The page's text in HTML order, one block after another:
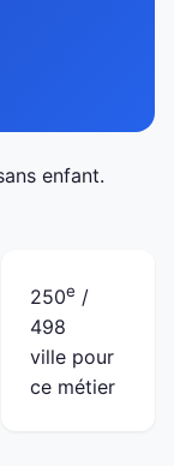
enfant.
250e /
498
ville pour
ce métier